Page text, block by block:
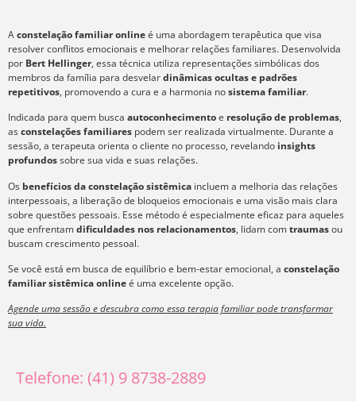
Aconstelação familiar onlineé uma abordagem terapêutica que visa
resolver conflitos emocionais e melhorar relações familiares. Desenvolvida
por Bert Hellinger, essa técnica utiliza representações simbólicas dos
membros da família para desvelardinâmicas ocultas e padrões
repetitivos, promovendo a cura e a harmonia nosistema familiar.
Indicada para quem busca autoconhecimentoe resolução de problemas,
asconstelações familiares podem ser realizada virtualmente. Durante a
sessão, a terapeuta orienta o cliente no processo, revelando insights
profundossobre sua vida e suas relações.
Os benefícios da constelação sistêmica incluem a melhoria das relações
interpessoais, a liberação de bloqueios emocionais e uma visão mais clara
sobre questões pessoais. Esse método é especialmente eficaz para aqueles
que enfrentamdificuldades nos relacionamentos, lidam comtraumasou
buscam crescimento pessoal.
Se você está em busca de equilíbrio e bem-estar emocional, a constelação
familiar sistêmica onlineé uma excelente opção.
Agende uma sessão e descubra como essa terapia familiar pode transformar
sua vida.
Telefone: (41) 9 8738-2889